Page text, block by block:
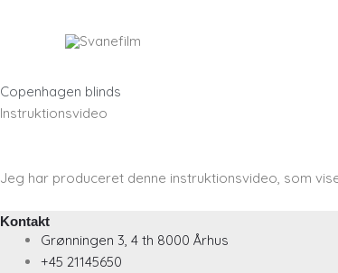
Copenhagen blinds
Instruktionsvideo
Jeg har produceret denne instruktionsvideo, som
Kontakt
Grønningen 3, 4 th 8000 Århus
+45 21145650